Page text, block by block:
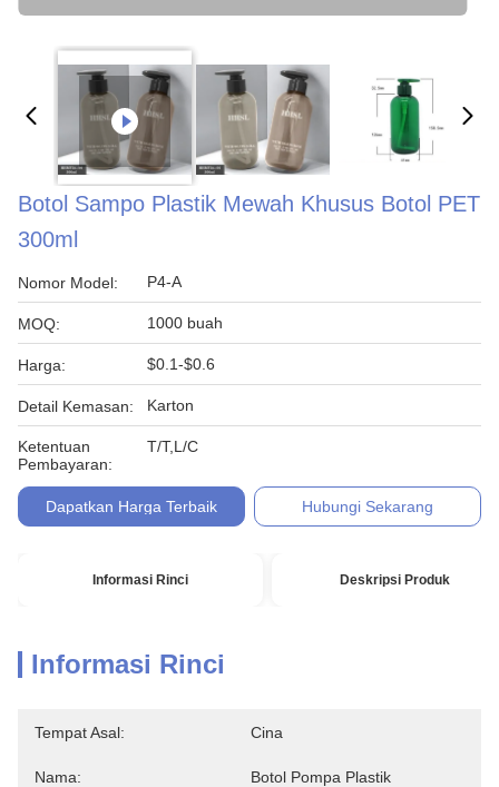
Botol Sampo Plastik Mewah Khusus Botol PET
300ml
Nomor Model: P4-A
MOQ: 1000 buah
Harga: $0.1-$0.6
Detail Kemasan: Karton
Ketentuan
Pembayaran:
T/T,L/C
Dapatkan Harga Terbaik Hubungi Sekarang
Informasi Rinci Deskripsi Produk
Informasi Rinci
Tempat Asal: Cina
Nama: Botol Pompa Plastik